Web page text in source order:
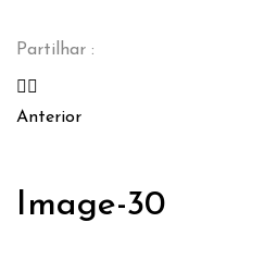
Partilhar :
Anterior
Image-30